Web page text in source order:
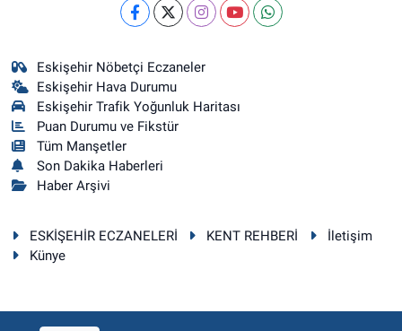
Eskişehir Nöbetçi Eczaneler
Eskişehir Hava Durumu
Eskişehir Trafik Yoğunluk Haritası
Puan Durumu ve Fikstür
Tüm Manşetler
Son Dakika Haberleri
Haber Arşivi
ESKİŞEHİR ECZANELERİ KENT REHBERİ
İletişim
Künye